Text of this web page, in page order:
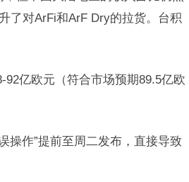
了对ArFi和ArF Dry的拉货。台积
亿欧元（符合市场预期89.5亿欧
操作”提前至周二发布，直接导致